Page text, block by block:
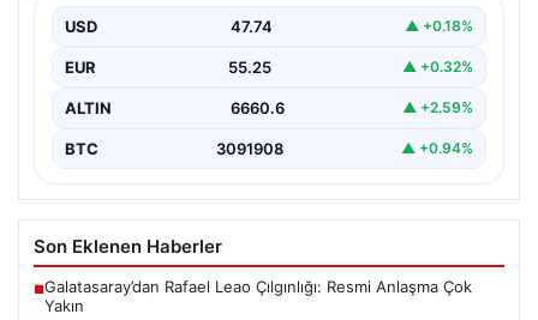
USD 47.74 ▲ +0.18%
EUR 55.25 ▲ +0.32%
ALTIN 6660.6 ▲ +2.59%
BTC 3091908 ▲ +0.94%
Son Eklenen Haberler
■Galatasaray’dan Rafael Leao Çılgınlığı: Resmi Anlaşma Çok
Yakın